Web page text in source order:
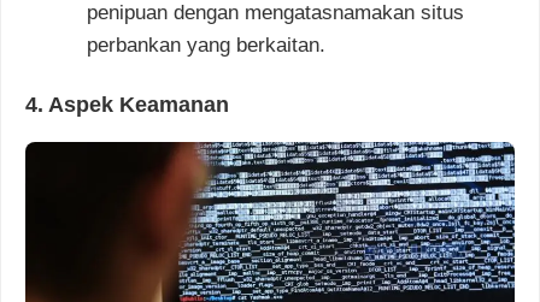
penipuan dengan mengatasnamakan situs
perbankan yang berkaitan.
4. Aspek Keamanan